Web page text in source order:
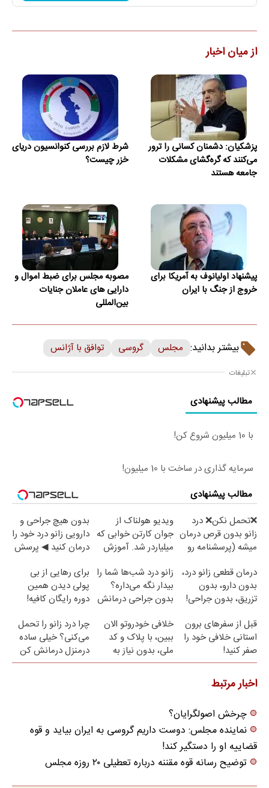
از میان اخبار
پزشکیان: دشمنان کسانی را ترور
می‌کنند که گره‌گشای مشکلات
جامعه هستند
شرط لازم بررسی کنوانسیون دریای
خزر چیست؟
پیشنهاد اولیانوف به آمریکا برای
خروج از جنگ با ایران
مصوبه مجلس برای ضبط اموال و
دارایی های عاملان جنایات
بین‌المللی
بیشتر بدانید: مجلس گروسی توافق با آژانس
تبلیغات
مطالب پیشنهادی
با 10 میلیون شروع کن!
سرمایه گذاری در ساخت با 10 میلیون!
مطالب پیشنهادی
❌تحمل نکن❌ درد
زانو بدون قرص درمان
میشه (پرسشنامه رو
ویدیو هولناک از
جوان کارتن خوابی که
میلیاردر شد. آموزش
بدون هیچ جراحی و
دارویی زانو درد خود را
درمان کنید ◀ پرسش
درمان قطعی زانو درد،
بدون دارو، بدون
تزریق، بدون جراحی!
زانو درد شب‌ها شما را
بیدار نگه می‌داره؟
بدون جراحی درمانش
برای رهایی از بی
پولی دیدن همین
دوره رایگان کافیه!
قبل از سفرهای برون
استانی خلافی خود را
صفر کنید!
خلافی خودروتو الان
ببین، با پلاک و کد
ملی، بدون نیاز به
مراجعه حضوری
چرا درد زانو را تحمل
می‌کنی؟ خیلی ساده
درمنزل درمانش کن
اخبار مرتبط
چرخش اصولگرایان؟
نماینده مجلس: دوست داریم گروسی به ایران بیاید و قوه
قضاییه او را دستگیر کند!
توضیح رسانه قوه مقننه درباره تعطیلی ۲۰ روزه مجلس